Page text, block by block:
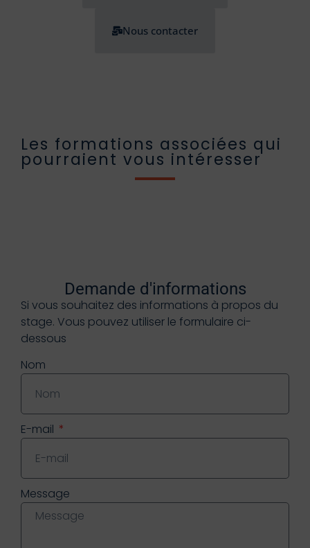
Nous contacter
Les formations associées qui
pourraient vous intéresser
Demande d'informations
Si vous souhaitez des informations à propos du
stage. Vous pouvez utiliser le formulaire ci-
dessous
Nom
E-mail
Message